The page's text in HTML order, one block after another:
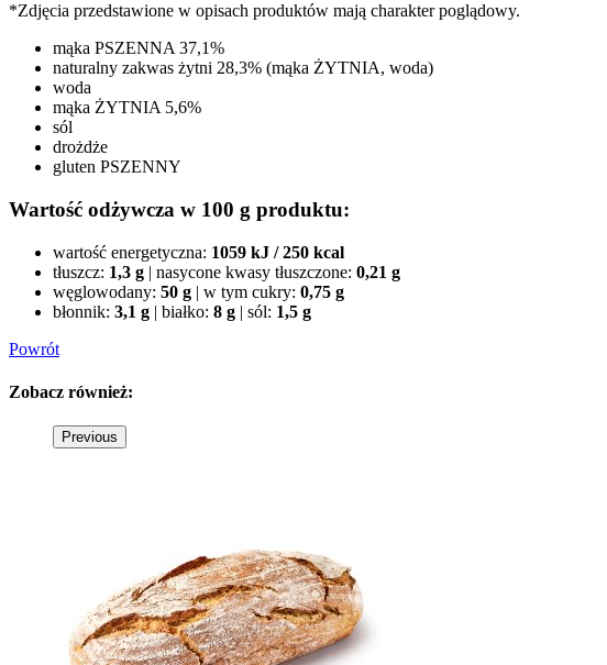
*Zdjęcia przedstawione w opisach produktów mają charakter poglądowy.
mąka PSZENNA 37,1%
naturalny zakwas żytni 28,3% (mąka ŻYTNIA, woda)
woda
mąka ŻYTNIA 5,6%
sól
drożdże
gluten PSZENNY
Wartość odżywcza w 100 g produktu:
wartość energetyczna: 1059 kJ / 250 kcal
tłuszcz: 1,3 g | nasycone kwasy tłuszczone: 0,21 g
węglowodany: 50 g | w tym cukry: 0,75 g
błonnik: 3,1 g | białko: 8 g | sól: 1,5 g
Powrót
Zobacz również:
Previous